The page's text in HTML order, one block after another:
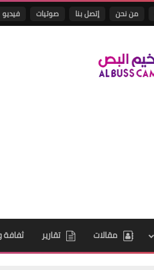
من نحن إتصل بنا صوتيات فيديو
مقالات تقارير